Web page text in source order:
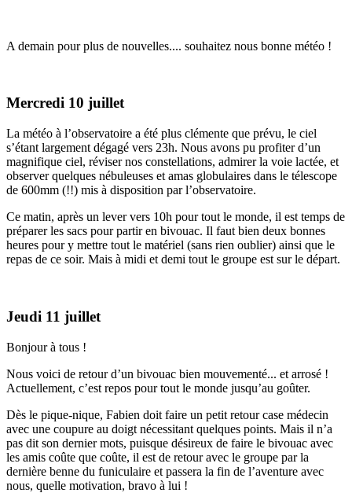
A demain pour plus de nouvelles.... souhaitez nous bonne météo !
Mercredi 10 juillet
La météo à l’observatoire a été plus clémente que prévu, le ciel
s’étant largement dégagé vers 23h. Nous avons pu profiter d’un
magnifique ciel, réviser nos constellations, admirer la voie lactée, et
observer quelques nébuleuses et amas globulaires dans le télescope
de 600mm (!!) mis à disposition par l’observatoire.
Ce matin, après un lever vers 10h pour tout le monde, il est temps de
préparer les sacs pour partir en bivouac. Il faut bien deux bonnes
heures pour y mettre tout le matériel (sans rien oublier) ainsi que le
repas de ce soir. Mais à midi et demi tout le groupe est sur le départ.
Jeudi 11 juillet
Bonjour à tous !
Nous voici de retour d’un bivouac bien mouvementé... et arrosé !
Actuellement, c’est repos pour tout le monde jusqu’au goûter.
Dès le pique-nique, Fabien doit faire un petit retour case médecin
avec une coupure au doigt nécessitant quelques points. Mais il n’a
pas dit son dernier mots, puisque désireux de faire le bivouac avec
les amis coûte que coûte, il est de retour avec le groupe par la
dernière benne du funiculaire et passera la fin de l’aventure avec
nous, quelle motivation, bravo à lui !